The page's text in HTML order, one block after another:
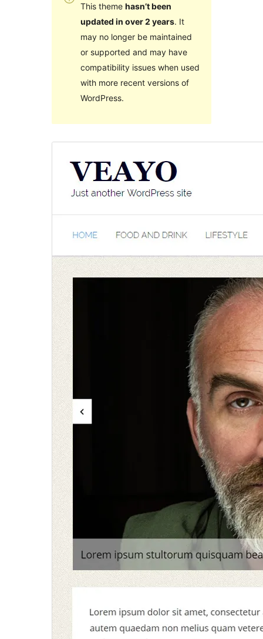
This theme hasn’t been
updated in over 2 years. It
may no longer be maintained
or supported and may have
compatibility issues when used
with more recent versions of
WordPress.